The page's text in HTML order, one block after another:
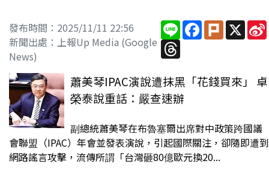
發布時間：2025/11/11 22:56
新聞出處：上報Up Media (Google
News)
Line Facebook
PlurkX
Threads
蕭美琴IPAC演說遭抹黑「花錢買來」 卓
榮泰說重話：嚴查速辦
副總統蕭美琴在布魯塞爾出席對中政策跨國議
會聯盟（IPAC）年會並發表演說，引起國際關注，卻隨即遭到
網路謠言攻擊，流傳所謂「台灣砸80億歐元換20...